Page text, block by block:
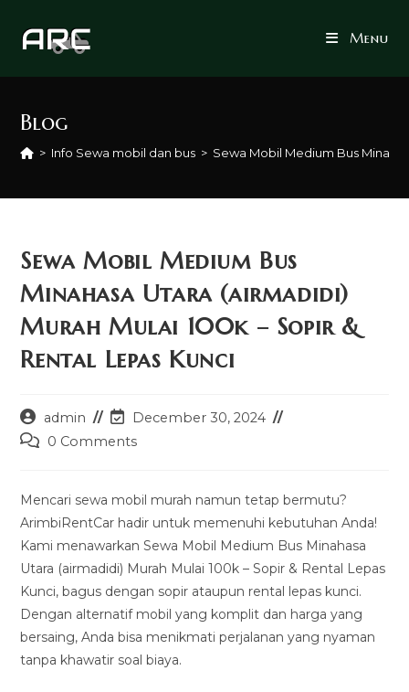
Menu
Blog
> Info Sewa mobil dan bus > Sewa Mobil Medium Bus
Sewa Mobil Medium Bus
Minahasa Utara (airmadidi)
Murah Mulai 100k – Sopir &
Rental Lepas Kunci
Post
author:
admin
Post
last
December 30, 2024
Post0 Comments
Mencari sewa mobil murah namun tetap bermutu?
ArimbiRentCar hadir untuk memenuhi kebutuhan Anda!
Kami menawarkan Sewa Mobil Medium Bus Minahasa
Utara (airmadidi) Murah Mulai 100k – Sopir & Rental Lepas
Kunci, bagus dengan sopir ataupun rental lepas kunci.
Dengan alternatif mobil yang komplit dan harga yang
bersaing, Anda bisa menikmati perjalanan yang nyaman
tanpa khawatir soal biaya.